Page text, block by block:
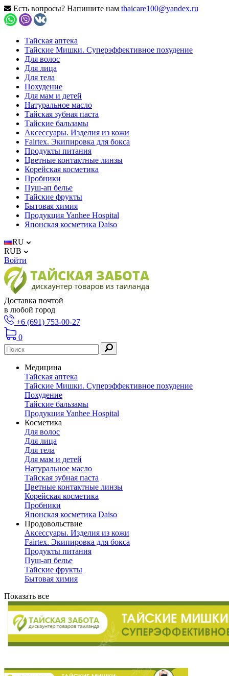
Есть вопросы? Напишите нам thaicare100@yandex.ru
Тайская аптека
Тайские Мишки. Суперэффективное похудение
Для волос
Для лица
Для тела
Похудение
Для мам и детей
Натуральное масло
Тайская зубная паста
Тайские бальзамы
Аксессуары. Изделия из кожи
Fairtex. Экипировка для бокса
Продукты питания
Цветные контактные линзы
Корейская косметика
Пробники
Пуш-ап белье
Тайские фрукты
Бытовая химия
Продукция Yanhee Hospital
Японская косметика Daiso
RU
RUB
Войти
Доставка почтой
в любой город
+6 (691) 753-00-27
0
Медицина
Тайская аптека
Тайские Мишки. Суперэффективное похудение
Похудение
Тайские бальзамы
Продукция Yanhee Hospital
Косметика
Для волос
Для лица
Для тела
Для мам и детей
Натуральное масло
Тайская зубная паста
Цветные контактные линзы
Корейская косметика
Пробники
Японская косметика Daiso
Продовольствие
Аксессуары. Изделия из кожи
Fairtex. Экипировка для бокса
Продукты питания
Пуш-ап белье
Тайские фрукты
Бытовая химия
Показать все